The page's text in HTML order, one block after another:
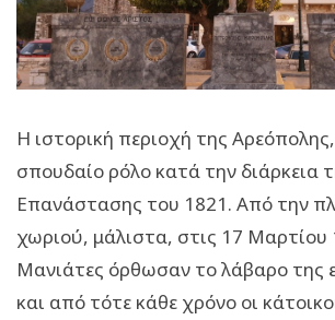
Η ιστορική περιοχή της
σπουδαίο ρόλο κατά την διάρκεια
Επανάστασης του 1821. Από την
χωριού, μάλιστα, στις 17 Μαρτίου
Μανιάτες όρθωσαν το λάβαρο της
και από τότε κάθε χρόνο οι